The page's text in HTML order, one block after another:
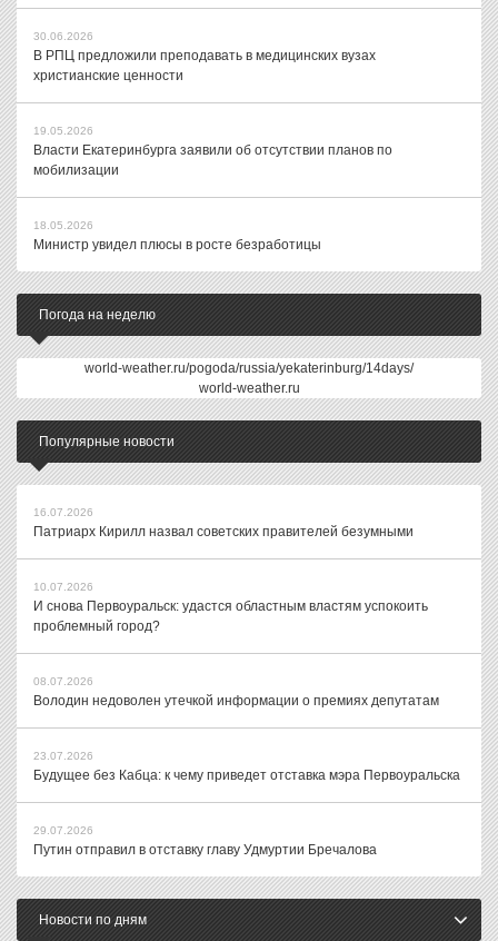
30.06.2026
В РПЦ предложили преподавать в медицинских вузах
христианские ценности
19.05.2026
Власти Екатеринбурга заявили об отсутствии планов по
мобилизации
18.05.2026
Министр увидел плюсы в росте безработицы
Погода на неделю
world-weather.ru/pogoda/russia/yekaterinburg/14days/
world-weather.ru
Популярные новости
16.07.2026
Патриарх Кирилл назвал советских правителей безумными
10.07.2026
И снова Первоуральск: удастся областным властям успокоить
проблемный город?
08.07.2026
Володин недоволен утечкой информации о премиях депутатам
23.07.2026
Будущее без Кабца: к чему приведет отставка мэра Первоуральска
29.07.2026
Путин отправил в отставку главу Удмуртии Бречалова
Новости по дням